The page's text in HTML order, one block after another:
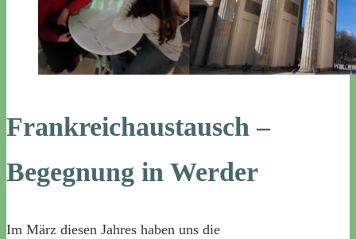
Frankreichaustausch –
Begegnung in Werder
Im März diesen Jahres haben uns die